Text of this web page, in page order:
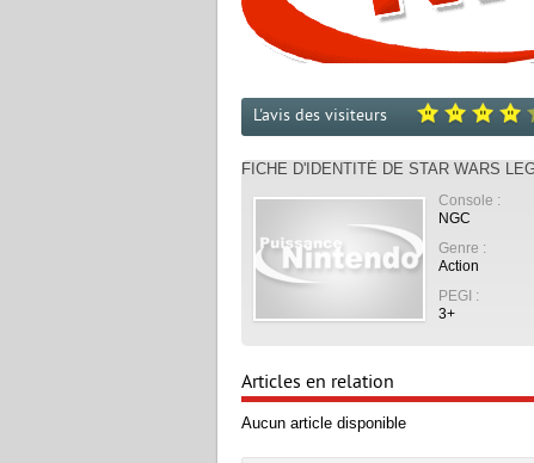
L'avis des visiteurs
FICHE D'IDENTITÉ DE STAR WARS
Console :
NGC
Genre :
Action
PEGI :
3+
Articles en relation
Aucun article disponible